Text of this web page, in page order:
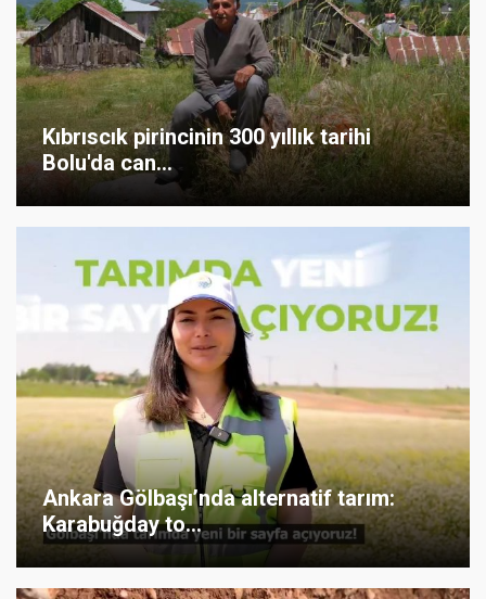
Kıbrıscık pirincinin 300 yıllık tarihi
Bolu'da can...
Ankara Gölbaşı’nda alternatif tarım:
Karabuğday to...